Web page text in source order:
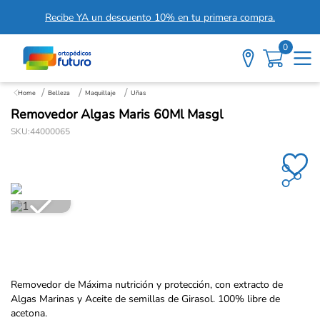
Recibe YA un descuento 10% en tu primera compra.
0
Belleza Maquillaje Uñas
Removedor Algas Maris 60Ml Masgl
SKU:44000065
Removedor de Máxima nutrición y protección, con extracto de
Algas Marinas y Aceite de semillas de Girasol. 100% libre de
acetona.